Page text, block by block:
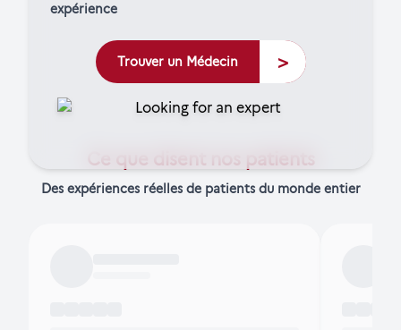
expérience
Trouver un Médecin >
Ce que disent nos patients
Des expériences réelles de patients du monde entier